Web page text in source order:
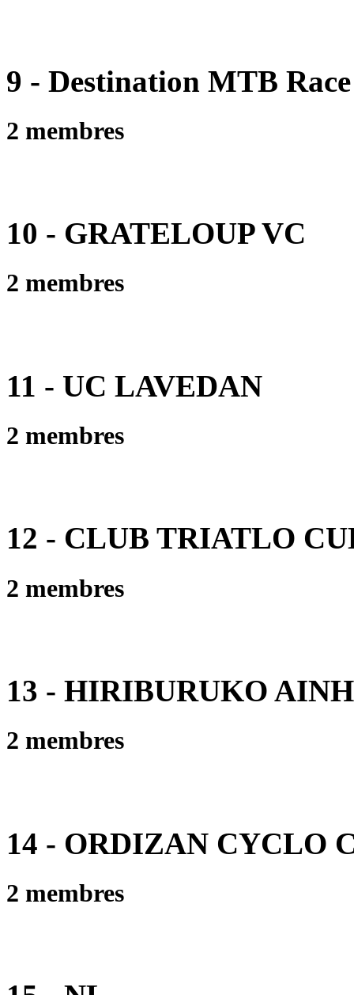
9 - Destination MTB Race
2 membres
10 - GRATELOUP VC
2 membres
11 - UC LAVEDAN
2 membres
12 - CLUB TRIATLO
2 membres
13 - HIRIBURUKO
2 membres
14 - ORDIZAN CYCLO
2 membres